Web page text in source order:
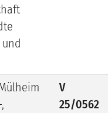
V
25/0562